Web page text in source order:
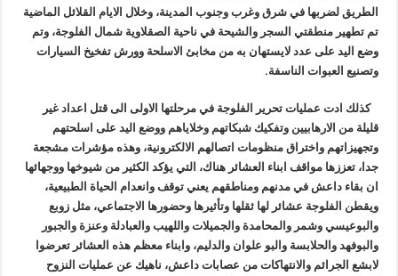
الطريق لضربها في شرق وغرب وجنوب المدينة، وخلال الايام القلائل الماضية
تم تطهير منطقتي السجر والشيحة في ناحية الصقلاوية شمال الفلوجة، وتم
وضع اليد على عدد لايستهان به من مخابئ الاسلحة وورش تفخيخ السيارات
وتصنيع العبوات الناسفة.
كذلك ادت عمليات تحرير الفلوجة في مرحلتها الاولى الى قتل اعداد غير
قليلة من الارهابيين وتفكيك شبكاتهم وخلاياهم ووضع اليد على اسلحتهم
وتجهيزاتهم واختراق منظومات اتصالهم الالكترونية، وهذه مؤشرات مشجعة
جدا، تعززها مواقف ابناء العشائر هناك، التي يؤكد الكثير من شيوخها ووجهائها
ان بقاء داعش في مدنهم ومناطقهم يعني توقف وانعدام الحياة الطبيعية،
ويقطن الفلوجة عشائر لها ثقلها وتأثيرها وحضورها الاجتماعي، مثل زوبع
والبوعيسي وشمر والمحامدة والجميلات واللهيب والعبادلة وعنزة والجبور
والبوفهد والحلابسة والبو علوان والدليم، وابناء معظم هذه العشائر تعرضوا
لابشع الجرائم والانتهاكات من عصابات داعش، ناهيك عن عمليات النزوح